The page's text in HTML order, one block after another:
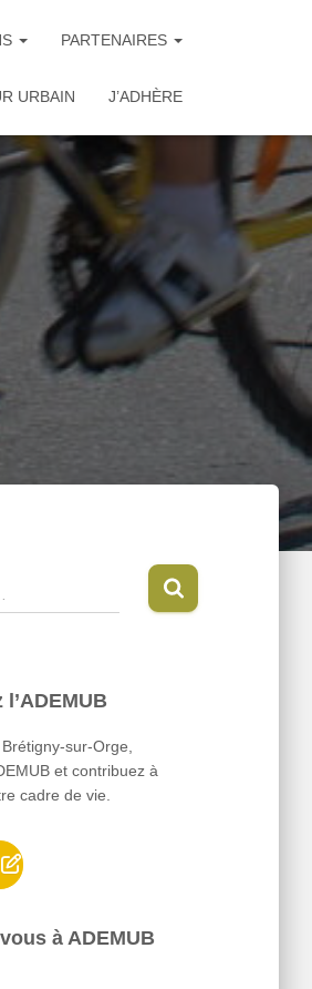
PARTENAIRES
URBAIN J’ADHÈRE
sur-Orge,
et contribuez à
cadre de vie.
à ADEMUB